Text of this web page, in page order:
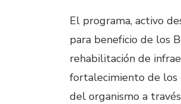
El programa, activo
para beneficio de los
rehabilitación de
fortalecimiento de los
del organismo a